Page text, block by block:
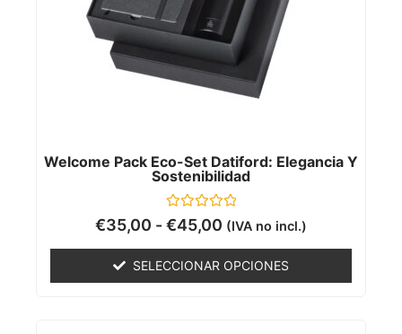
Welcome Pack Eco-Set Datiford: Elegancia Y
Sostenibilidad
Valorado
con
5
€35,00 -€45,00 (IVA no incl.)
SELECCIONAR OPCIONES